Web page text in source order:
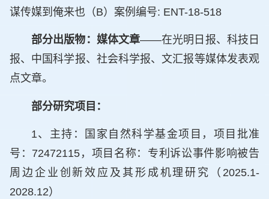
谋传媒到俺来也（B）案例编号: ENT-18-518
部分出版物：媒体文章——在光明日报、科技日
报、中国科学报、社会科学报、文汇报等媒体发表观
点文章。
部分研究项目：
1、 主持：国家自然科学基金项目，项目批准
号：72472115，项目名称：专利诉讼事件影响被告
周边企业创新效应及其形成机理研究（2025.1-
2028.12）